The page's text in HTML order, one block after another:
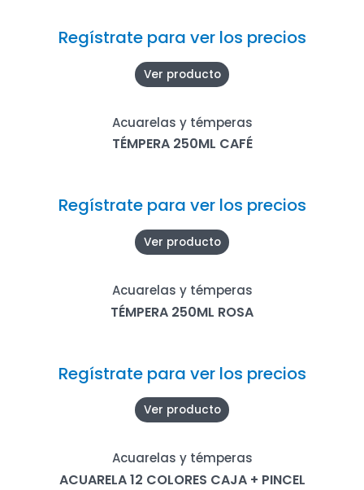
Regístrate para ver los precios
Ver producto
Acuarelas y témperas
TÉMPERA 250ML CAFÉ
Regístrate para ver los precios
Ver producto
Acuarelas y témperas
TÉMPERA 250ML ROSA
Regístrate para ver los precios
Ver producto
Acuarelas y témperas
ACUARELA 12 COLORES CAJA + PINCEL